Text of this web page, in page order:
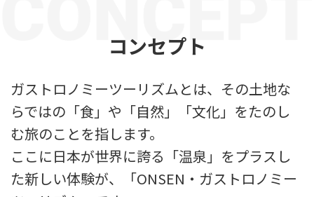
コンセプト
ガストロノミーツーリズムとは、その土地な
らではの「食」や「自然」「文化」をたのし
む旅のことを指します。
ここに日本が世界に誇る「温泉」をプラスし
た新しい体験が、「ONSEN・ガストロノミー